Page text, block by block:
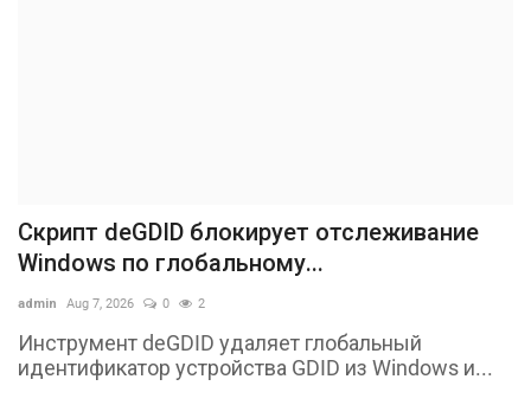
Скрипт deGDID блокирует отслеживание
Windows по глобальному...
admin Aug 7, 2026 0 2
Инструмент deGDID удаляет глобальный
идентификатор устройства GDID из Windows и...